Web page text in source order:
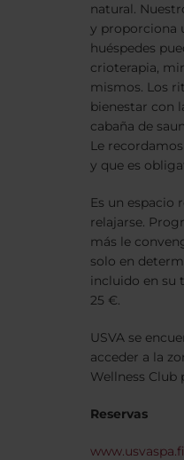
natural.
y proporciona
huéspedes
crioterapia,
mismos. Los
bienestar con
cabaña de
Le
y que es
Es un espacio
relajarse.
más le
solo en
incluido en su
25 €.
USVA se
acceder a la
Wellness Club
Reservas
www.usvaspa.fi